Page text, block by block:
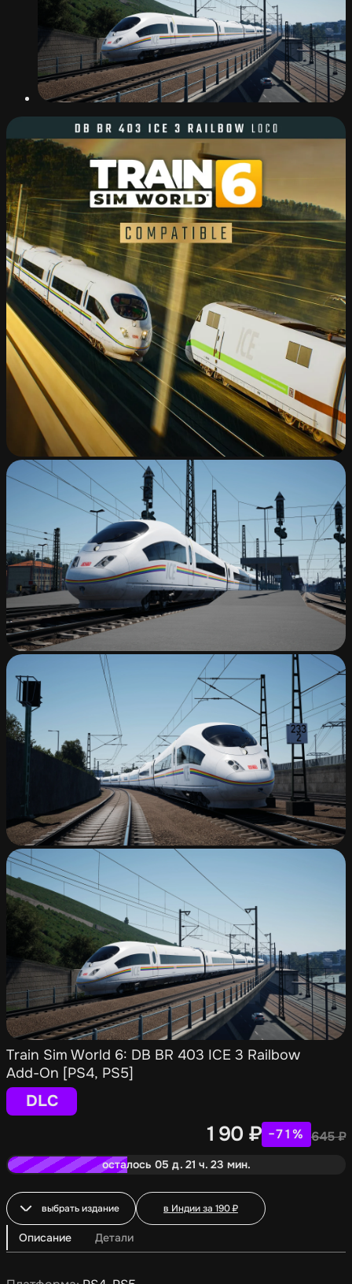
Train Sim World 6: DB BR 403 ICE 3 Railbow
Add-On [PS4, PS5]
DLC
645₽
190 ₽ −71%
осталось 05 д. 21 ч. 23 мин.
выбрать издание в Индии за190₽
Описание Детали